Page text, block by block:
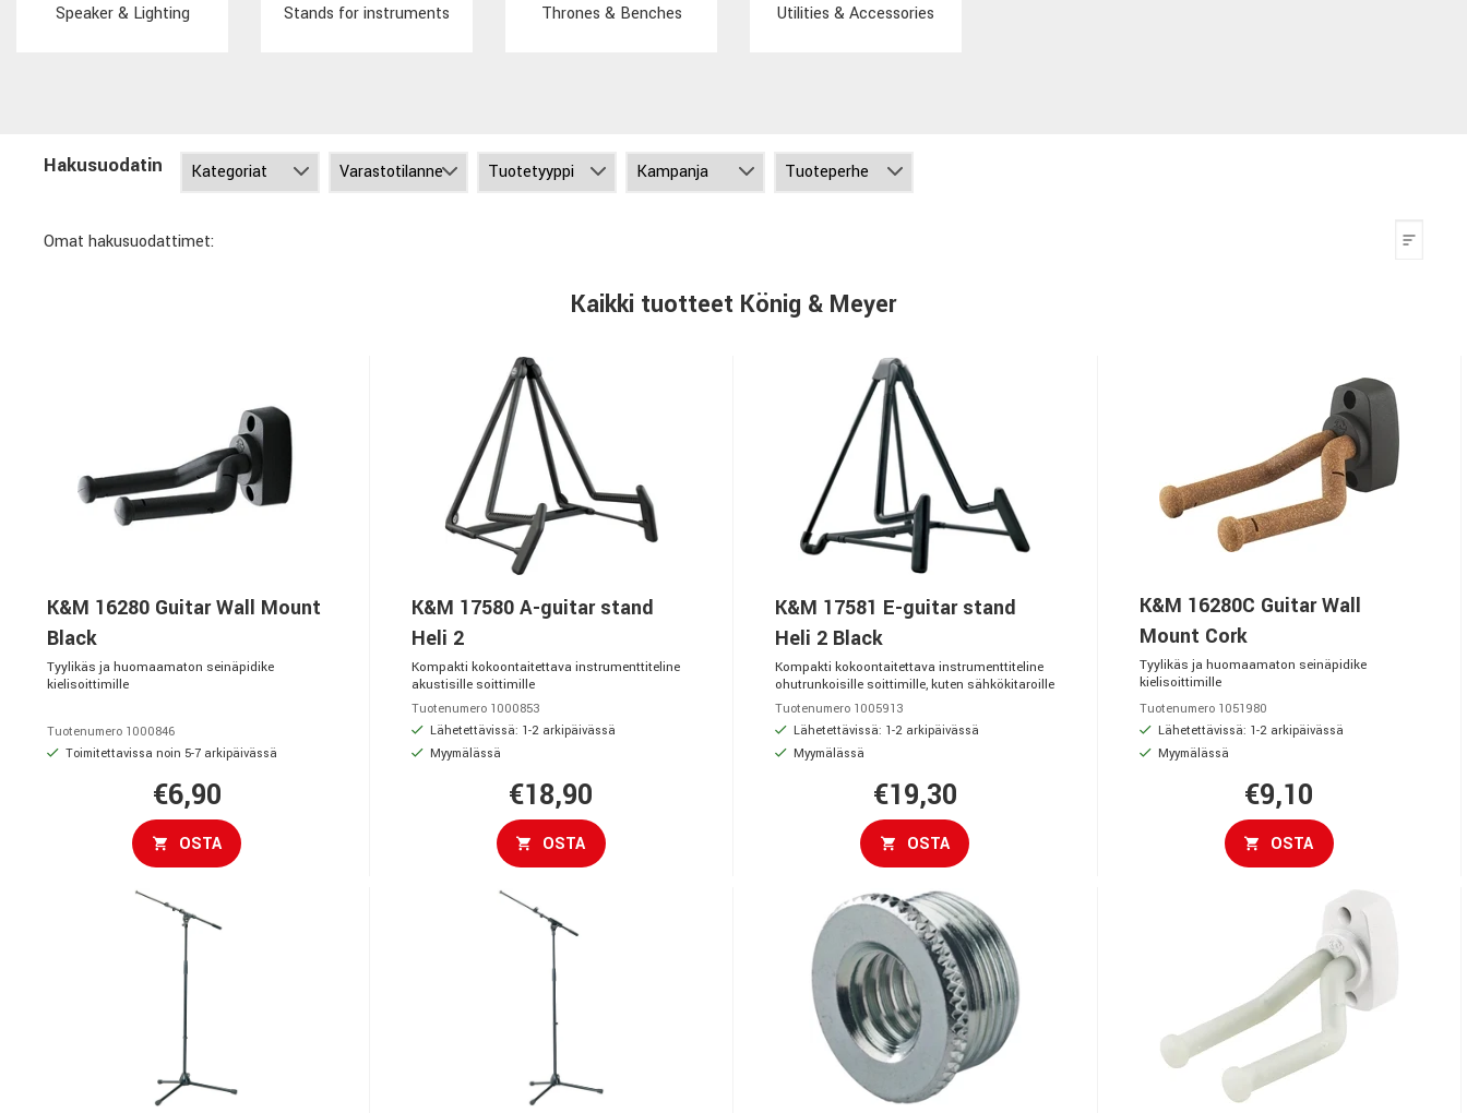
Speaker & Lighting Stands for instruments Thrones & Benches Utilities & Accessories
Hakusuodatin
Omat hakusuodattimet:
Kaikki tuotteet König & Meyer
K&M 16280 Guitar Wall Mount
Black
Tyylikäs ja huomaamaton seinäpidike
kielisoittimille
Tuotenumero 1000846
Toimitettavissa noin 5-7 arkipäivässä
€6,90
OSTA
K&M 17580 A-guitar stand
Heli 2
Kompakti kokoontaitettava instrumenttiteline
akustisille soittimille
Tuotenumero 1000853
Lähetettävissä: 1-2 arkipäivässä
Myymälässä
€18,90
OSTA
K&M 17581 E-guitar stand
Heli 2 Black
Kompakti kokoontaitettava instrumenttiteline
ohutrunkoisille soittimille, kuten sähkökitaroille
Tuotenumero 1005913
Lähetettävissä: 1-2 arkipäivässä
Myymälässä
€19,30
OSTA
K&M 16280C Guitar Wall
Mount Cork
Tyylikäs ja huomaamaton seinäpidike
kielisoittimille
Tuotenumero 1051980
Lähetettävissä: 1-2 arkipäivässä
Myymälässä
€9,10
OSTA